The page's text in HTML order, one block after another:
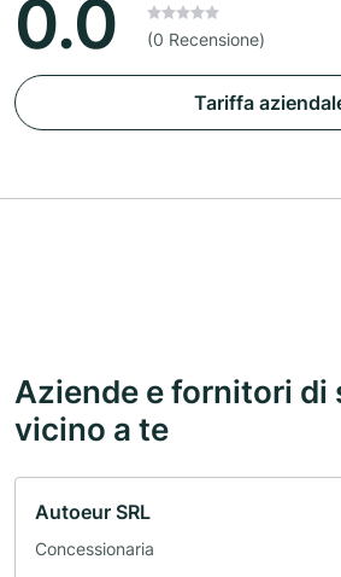
0.0 (0 Recensione)
Tariffa
Aziende e fornitori di
vicino a te
Autoeur SRL
Concessionaria